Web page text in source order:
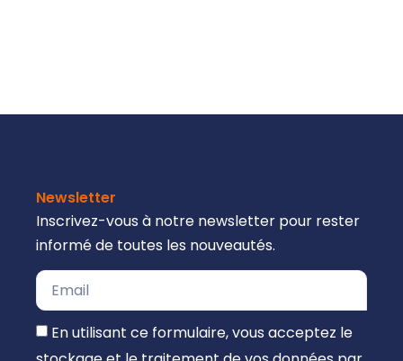
Newsletter
Inscrivez-vous à notre newsletter pour rester
informé de toutes les nouveautés.
En utilisant ce formulaire, vous acceptez le